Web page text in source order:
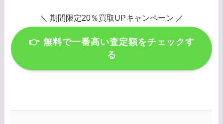
＼ 期間限定20％買取UPキャンペーン ／
👉 無料で一番高い査定額をチェックす
る